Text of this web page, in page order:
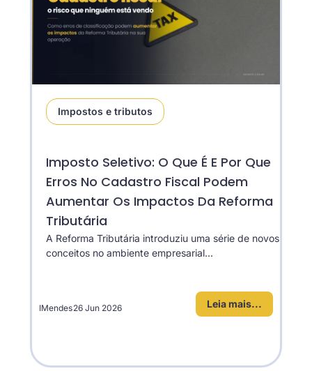
Impostos e tributos
Imposto Seletivo: O Que É E Por Que
Erros No Cadastro Fiscal Podem
Aumentar Os Impactos Da Reforma
Tributária
A Reforma Tributária introduziu uma série de novos
conceitos no ambiente empresarial...
Leia mais...
IMendes26 Jun 2026